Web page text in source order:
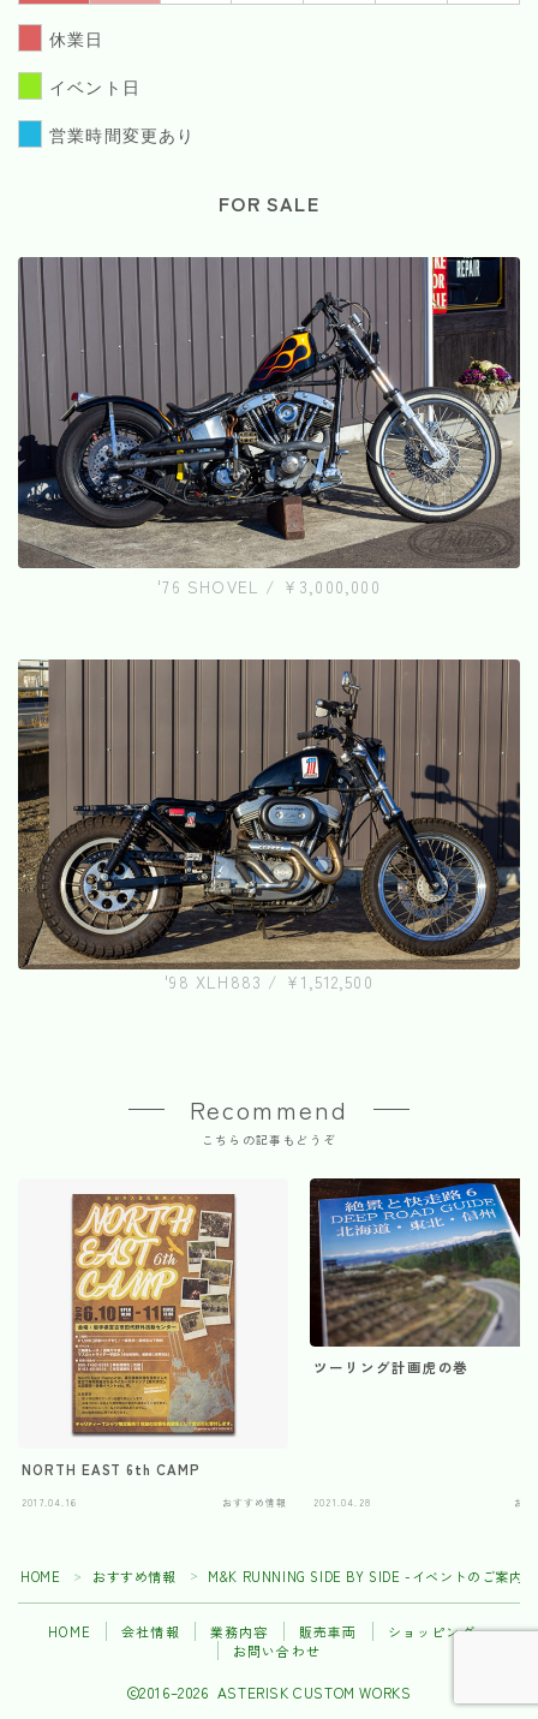
休業日
イベント日
営業時間変更あり
FOR SALE
'76 SHOVEL / ¥3,000,000
'98 XLH883 / ¥1,512,500
Recommend
こちらの記事もどうぞ
NORTH EAST 6th CAMP
2017.04.16 おすすめ情報
ツーリング計画虎の巻
2021.04.28 お
HOME ＞ おすすめ情報 ＞ M&K RUNNING SIDE BY SIDE -イベントのご案内-
HOME 会社情報 業務内容 販売車両
ショッピング
お問い合わせ
2016–2026 ASTERISK CUSTOM WORKS